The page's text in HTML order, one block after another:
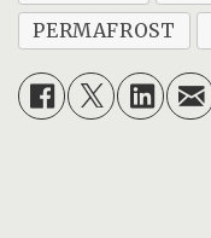
PERMAFROST